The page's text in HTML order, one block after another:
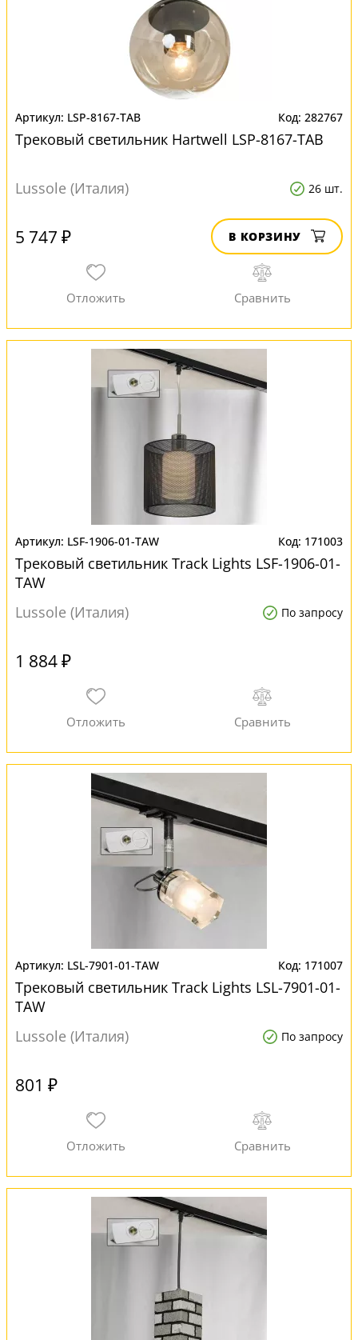
LSP-8167-TAB 282767
Трековый светильник Hartwell LSP-8167-TAB
Lussole (Италия) 26 шт.
5 747 ₽ В КОРЗИНУ
LSF-1906-01-TAW 171003
Трековый светильник Track Lights LSF-1906-01-
TAW
Lussole (Италия)
По запросу
1 884 ₽
LSL-7901-01-TAW 171007
Трековый светильник Track Lights LSL-7901-01-
TAW
Lussole (Италия)
По запросу
801 ₽